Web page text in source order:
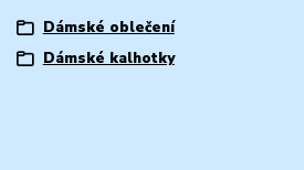
Dámské oblečení
Dámské kalhotky